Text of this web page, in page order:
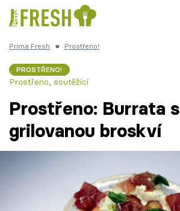
Česká kuchyně
Prima Fresh ■ Prostřeno!
PROSTŘENO!
Prostřeno, soutěžící
Prostřeno: Burrata s
grilovanou broskví